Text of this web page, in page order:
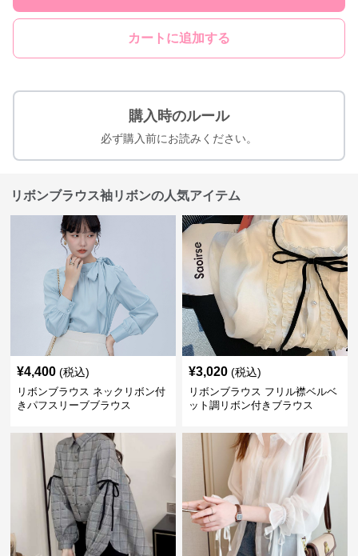
カートに追加する
購入時のルール
必ず購入前にお読みください。
リボンブラウス袖リボンの人気アイテム
¥4,400 (税込)
リボンブラウス ネックリボン付
きパフスリーブブラウス
¥3,020 (税込)
リボンブラウス フリル襟ベルベ
ット調リボン付きブラウス